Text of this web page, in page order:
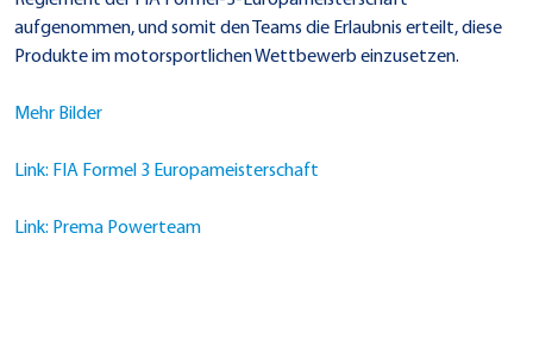
aufgenommen, und somit den Teams die Erlaubnis erteilt, diese
Produkte im motorsportlichen Wettbewerb einzusetzen.
Mehr Bilder
Link: FIA Formel 3 Europameisterschaft
Link: Prema Powerteam